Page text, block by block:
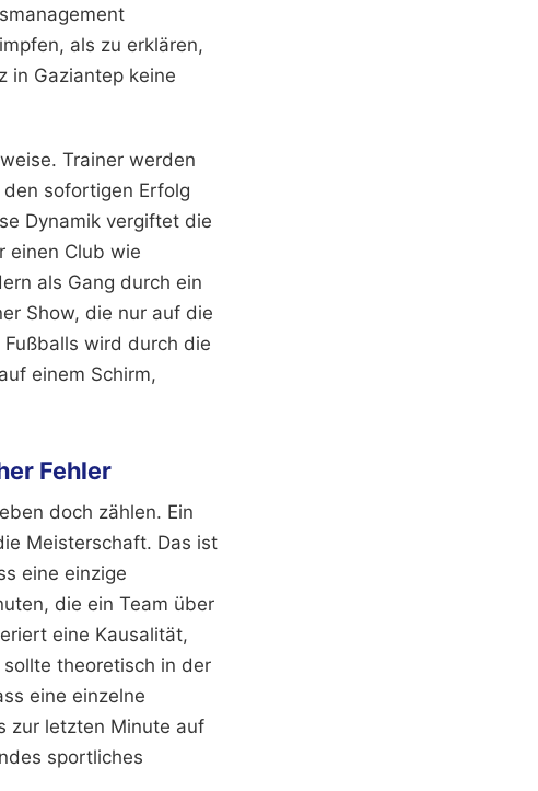
als zu erklären,
in Gaziantep keine
Trainer werden
sofortigen Erfolg
Dynamik vergiftet die
einen Club wie
als Gang durch ein
Show, die nur auf die
wird durch die
einem Schirm,
Fehler
doch zählen. Ein
Meisterschaft. Das ist
eine einzige
die ein Team über
eine Kausalität,
theoretisch in der
eine einzelne
zur letzten Minute auf
sportliches